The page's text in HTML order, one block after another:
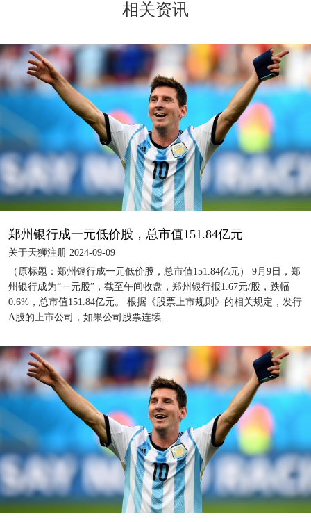
相关资讯
郑州银行成一元低价股，总市值151.84亿元
关于天狮注册 2024-09-09
（原标题：郑州银行成一元低价股，总市值151.84亿元） 9月9日，郑
州银行成为“一元股”，截至午间收盘，郑州银行报1.67元/股，跌幅
0.6%，总市值151.84亿元。 根据《股票上市规则》的相关规定，发行
A股的上市公司，如果公司股票连续...